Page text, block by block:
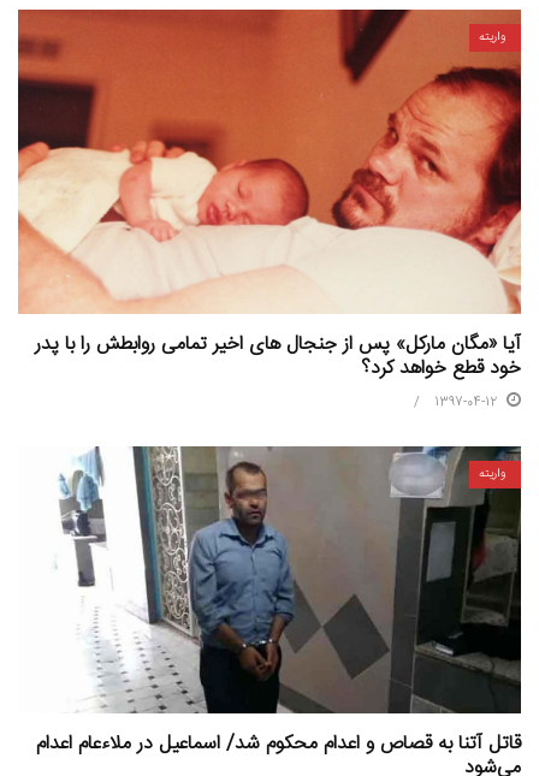
واریته
آیا «مگان مارکل» پس از جنجال های اخیر تمامی روابطش را با پدر
خود قطع خواهد کرد؟
1397-04-12
واریته
قاتل آتنا به قصاص و اعدام محکوم شد/ اسماعیل در ملاءعام اعدام
می‌شود